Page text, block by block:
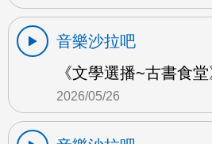
音樂沙拉吧
《文學選播~古書食
2026/05/26